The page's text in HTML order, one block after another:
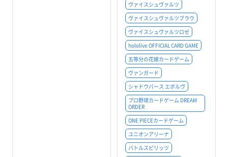
ヴァイスシュヴァルツ
ヴァイスシュヴァルツブラウ
ヴァイスシュヴァルツロゼ
hololive OFFICIAL CARD GAME
五等分の花嫁カードゲーム
ヴァンガード
シャドウバース エボルヴ
プロ野球カードゲーム DREAM
ORDER
ONE PIECEカードゲーム
ユニオンアリーナ
バトルスピリッツ